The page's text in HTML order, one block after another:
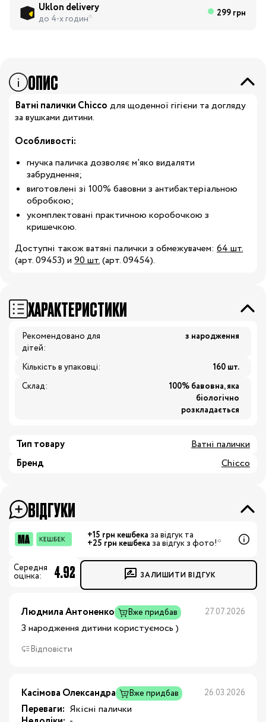
Uklon delivery
до 4-х годин* 299 грн
ОПИС
Ватні палички Chicco для щоденної гігієни та догляду
за вушками дитини.
Особливості:
гнучка паличка дозволяє м'яко видаляти
забруднення;
виготовлені зі 100% бавовни з антибактеріальною
обробкою;
укомплектовані практичною коробочкою з
кришечкою.
Доступні також ватяні палички з обмежувачем: 64 шт.
(арт. 09453) и 90 шт.(арт. 09454).
ХАРАКТЕРИСТИКИ
Рекомендовано для
дітей:
з народження
Кількість в упаковці:
160 шт.
Склад:
100% бавовна, яка
біологічно
розкладається
Тип товару
Ватні палички
Бренд
Chicco
ВІДГУКИ
+15 грн кешбека за відгук та
+25 грн кешбека за відгук з фото!*
Середня
оцінка: 4.92 ЗАЛИШИТИ ВІДГУК
Людмила Антоненко Вже придбав 27.07.2026
З народження дитини користуємось )
Відповісти
Касімова Олександра Вже придбав 26.03.2026
Переваги: Якісні палички